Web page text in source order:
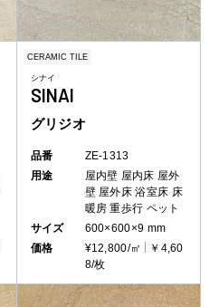
CERAMIC TILE
シナイ
SINAI
グリジオ
品番
ZE-1313
用途
屋内壁 屋内床 屋外
壁 屋外床 浴室床 床
暖房 重歩行 ペット
サイズ
600×600×9 mm
価格
¥12,800/㎡
￥4,60
8/枚